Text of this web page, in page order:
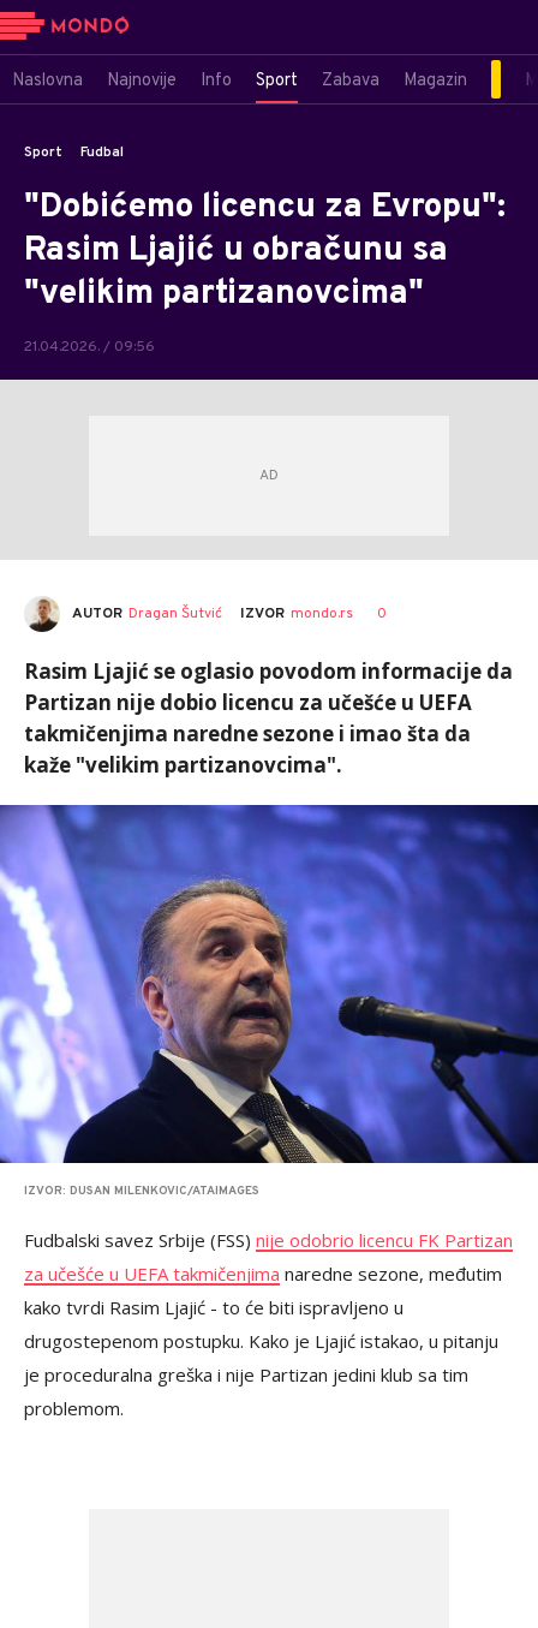
Naslovna Najnovije Info Sport Zabava Magazin
Sport Fudbal
"Dobićemo licencu za Evropu":
Rasim Ljajić u obračunu sa
"velikim partizanovcima"
21.04.2026. / 09:56
AUTOR Dragan Šutvić IZVOR mondo.rs 0
Rasim Ljajić se oglasio povodom informacije da
Partizan nije dobio licencu za učešće u UEFA
takmičenjima naredne sezone i imao šta da
kaže "velikim partizanovcima".
IZVOR: DUSAN MILENKOVIC/ATAIMAGES
Fudbalski savez Srbije (FSS) nije odobrio licencu FK Partizan
za učešće u UEFA takmičenjima naredne sezone, međutim
kako tvrdi Rasim Ljajić - to će biti ispravljeno u
drugostepenom postupku. Kako je Ljajić istakao, u pitanju
je proceduralna greška i nije Partizan jedini klub sa tim
problemom.